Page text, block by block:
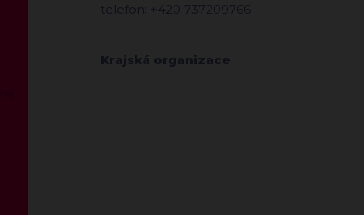
telefon: +420 737209766
Krajská organizace